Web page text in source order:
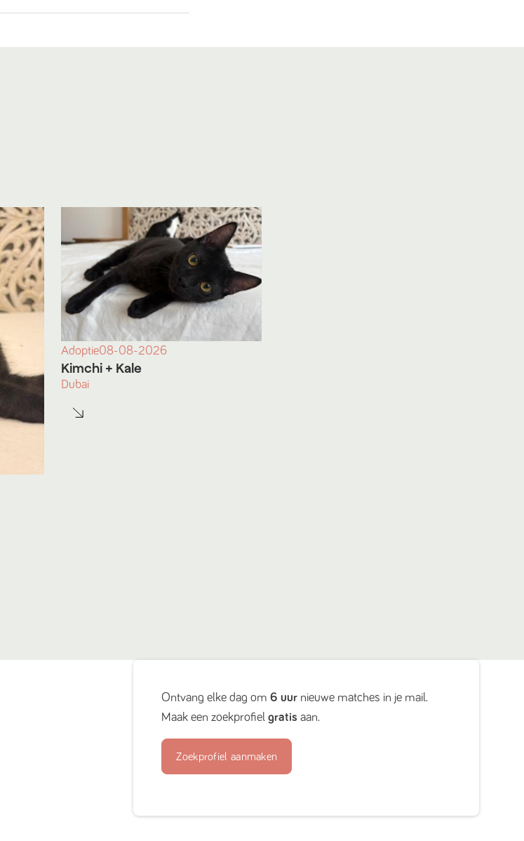
Adoptie08-08-2026
Kimchi + Kale
Dubai
Ontvang elke dag om6 uur nieuwe matches in je mail.
Maak een zoekprofielgratis aan.
Zoekprofiel aanmaken